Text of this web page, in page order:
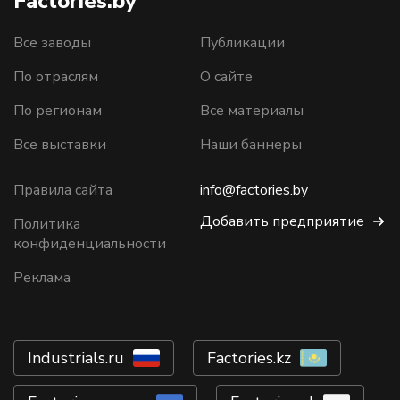
Все заводы
По отраслям
По регионам
Все выставки
Публикации
О сайте
Все материалы
Наши баннеры
Правила сайта
Политика
конфиденциальности
Реклама
info@factories.by
Добавить предприятие
Industrials.ru Factories.kz